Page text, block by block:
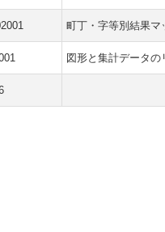
町丁・字等別結果マ
図形と集計データの